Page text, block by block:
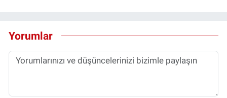
Yorumlar